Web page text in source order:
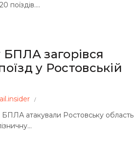
поїздів....
БПЛА загорівся
у Ростовській
БПЛА атакували Ростовську область